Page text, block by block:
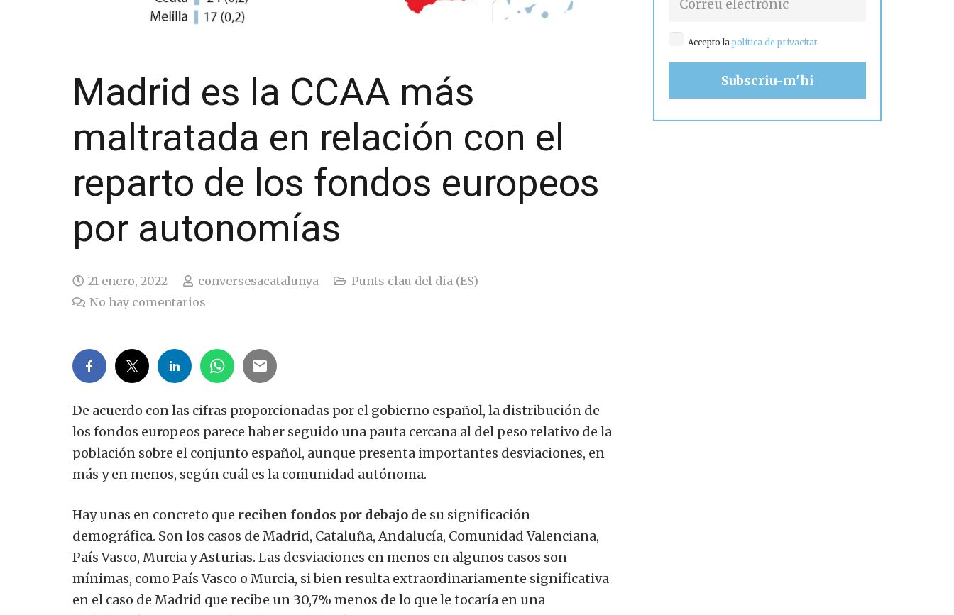
Madrid es la CCAA más
maltratada en relación con el
reparto de los fondos europeos
por autonomías
21 enero, 2022 conversesacatalunya
Punts clau del dia (ES)
No hay comentarios
De acuerdo con las cifras proporcionadas por el gobierno español, la distribución de
los fondos europeos parece haber seguido una pauta cercana al del peso relativo de la
población sobre el conjunto español, aunque presenta importantes desviaciones, en
más y en menos, según cuál es la comunidad autónoma.
Hay unas en concreto que reciben fondos por debajo de su significación
demográfica. Son los casos de Madrid, Cataluña, Andalucía, Comunidad Valenciana,
País Vasco, Murcia y Asturias. Las desviaciones en menos en algunos casos son
mínimas, como País Vasco o Murcia, si bien resulta extraordinariamente significativa
en el caso de Madrid que recibe un 30,7% menos de lo que le tocaría en una
Accepto lapolítica de privacitat